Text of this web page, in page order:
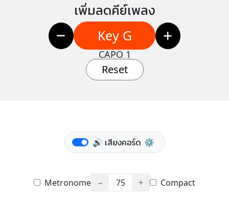
เพิ่มลดคีย์เพลง
Key G
CAPO 1
Reset
🔊 เสียงคอร์ด ⚙️
Metronome − 75 + Compact